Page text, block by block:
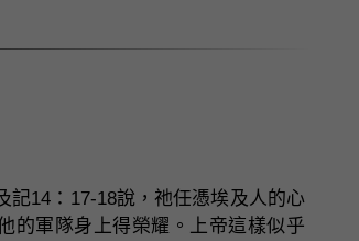
記14：17-18說，祂任憑埃及人的心
的軍隊身上得榮耀。上帝這樣似乎